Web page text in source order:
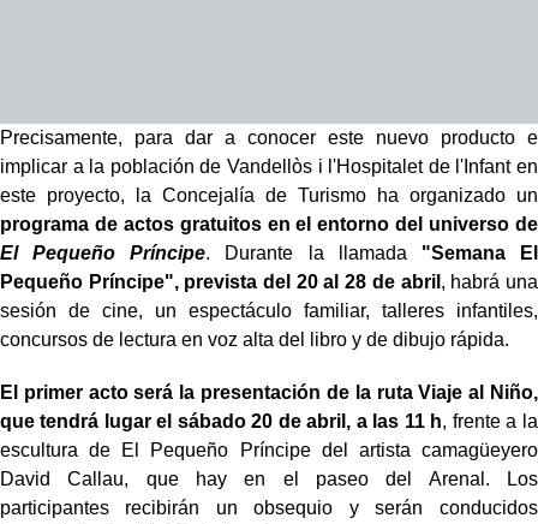
Precisamente, para dar a conocer este nuevo producto e
implicar a la población de Vandellòs i l'Hospitalet de l'Infant en
este proyecto, la Concejalía de Turismo ha organizado un
programa de actos gratuitos en el entorno del universo de
El Pequeño Príncipe. Durante la llamada "Semana El
Pequeño Príncipe", prevista del 20 al 28 de abril , habrá una
sesión de cine, un espectáculo familiar, talleres infantiles,
concursos de lectura en voz alta del libro y de dibujo rápida.
El primer acto será la presentación de la ruta Viaje al Niño,
que tendrá lugar el sábado 20 de abril, a las 11 h, frente a la
escultura de El Pequeño Príncipe del artista camagüeyero
David Callau, que hay en el paseo del Arenal. Los
participantes recibirán un obsequio y serán conducidos